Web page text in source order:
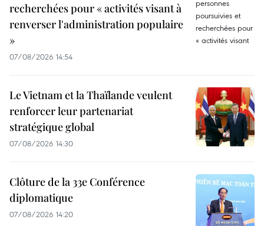
recherchées pour « activités visant à
renverser l'administration populaire
»
07/08/2026 14:54
Le Vietnam et la Thaïlande veulent
renforcer leur partenariat
stratégique global
07/08/2026 14:30
Clôture de la 33e Conférence
diplomatique
07/08/2026 14:20